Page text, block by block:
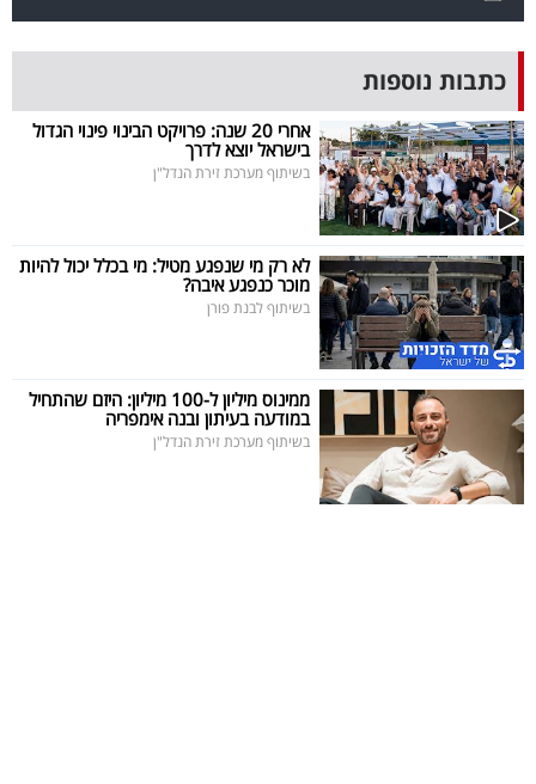
כתבות נוספות
אחרי 20 שנה: פרויקט הבינוי פינוי הגדול
בישראל יוצא לדרך
בשיתוף מערכת זירת הנדל"ן
לא רק מי שנפגע מטיל: מי בכלל יכול להיות
מוכר כנפגע איבה?
בשיתוף לבנת פורן
ממינוס מיליון ל-100 מיליון: היזם שהתחיל
במודעה בעיתון ובנה אימפריה
בשיתוף מערכת זירת הנדל"ן